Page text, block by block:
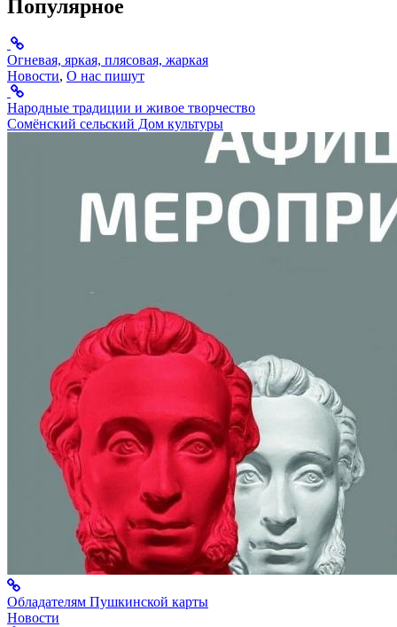
Популярное
Огневая, яркая, плясовая, жаркая
Новости, О нас пишут
Народные традиции и живое творчество
Сомёнский сельский Дом культуры
Обладателям Пушкинской карты
Новости